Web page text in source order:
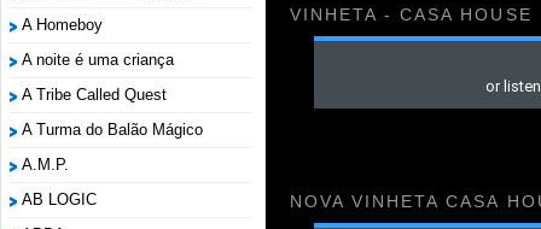
A Homeboy
A noite é uma criança
A Tribe Called Quest
A Turma do Balão Mágico
A.M.P.
AB LOGIC
VINHETA - CASA HOUSE
NOVA VINHETA CASA